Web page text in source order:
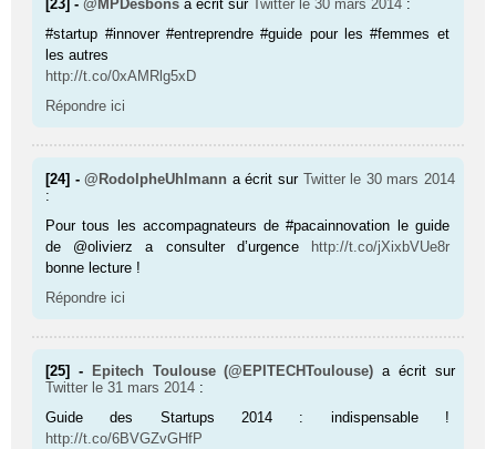
[23] -@MPDesbons a écrit sur Twitter le 30 mars 2014 :
#startup #innover #entreprendre #guide pour les #femmes et
les autres
http://t.co/0xAMRlg5xD
Répondre ici
[24] -@RodolpheUhlmann a écrit sur Twitter le 30 mars 2014
:
Pour tous les accompagnateurs de #pacainnovation le guide
de @olivierz a consulter d’urgence
http://t.co/jXixbVUe8r
bonne lecture !
Répondre ici
[25] - Epitech Toulouse (@EPITECHToulouse) a écrit sur
Twitter le 31 mars 2014 :
Guide des Startups 2014 : indispensable !
http://t.co/6BVGZvGHfP